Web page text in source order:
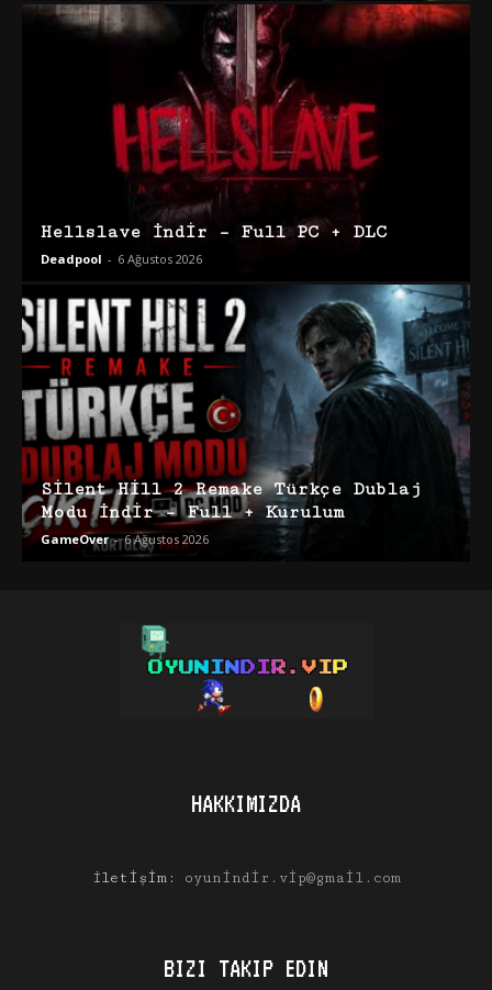
Hellslave İndir – Full PC + DLC
Deadpool - 6 Ağustos 2026
Silent Hill 2 Remake Türkçe Dublaj
Modu İndir – Full + Kurulum
GameOver - 6 Ağustos 2026
HAKKIMIZDA
İletişim: oyunindir.vip@gmail.com
BIZI TAKIP EDIN